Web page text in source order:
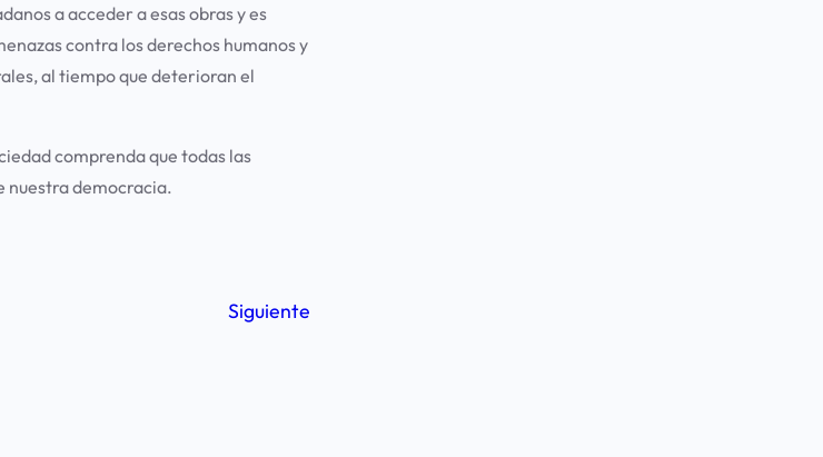
a acceder a esas obras y es
contra los derechos humanos y
al tiempo que deterioran el
comprenda que todas las
nuestra democracia.
Siguiente